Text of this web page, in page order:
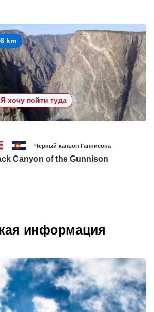
km
Я хочу пойти туда
Черный каньон Ганнисона
Canyon of the Gunnison
информация